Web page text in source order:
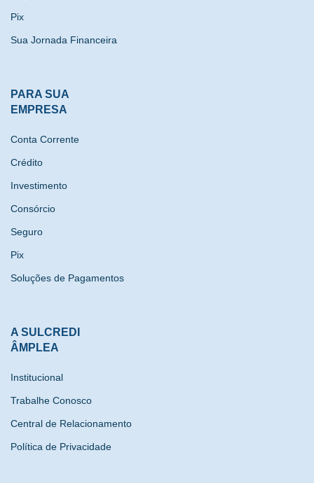
Pix
Sua Jornada Financeira
PARA SUA
EMPRESA
Conta Corrente
Crédito
Investimento
Consórcio
Seguro
Pix
Soluções de Pagamentos
A SULCREDI
ÂMPLEA
Institucional
Trabalhe Conosco
Central de Relacionamento
Política de Privacidade